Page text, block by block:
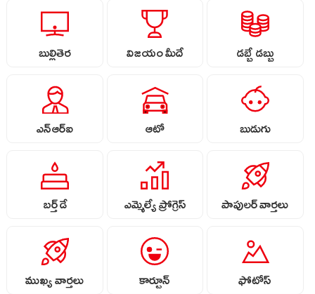
బుల్లితెర విజయం మీదే డబ్బే డబ్బు
ఎన్ఆర్ఐ ఆటో బుడుగు
బర్త్ డే ఎమ్మెల్యే ప్రోగ్రెస్ పాపులర్ వార్తలు
ముఖ్య వార్తలు కార్టూన్ ఫోటోస్